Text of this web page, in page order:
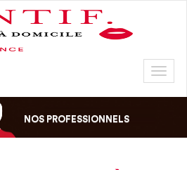
NOS PROFESSIONNELS